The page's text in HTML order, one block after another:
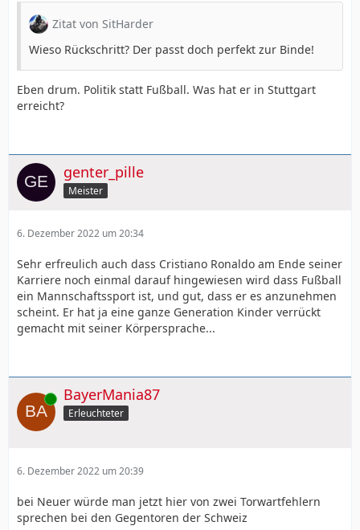
Zitat von SitHarder
Wieso Rückschritt? Der passt doch perfekt zur Binde!
Eben drum. Politik statt Fußball. Was hat er in Stuttgart
erreicht?
genter_pille
Meister
6. Dezember 2022 um 20:34
Sehr erfreulich auch dass Cristiano Ronaldo am Ende seiner
Karriere noch einmal darauf hingewiesen wird dass Fußball
ein Mannschaftssport ist, und gut, dass er es anzunehmen
scheint. Er hat ja eine ganze Generation Kinder verrückt
gemacht mit seiner Körpersprache...
Online BayerMania87
Erleuchteter
6. Dezember 2022 um 20:39
bei Neuer würde man jetzt hier von zwei Torwartfehlern
sprechen bei den Gegentoren der Schweiz